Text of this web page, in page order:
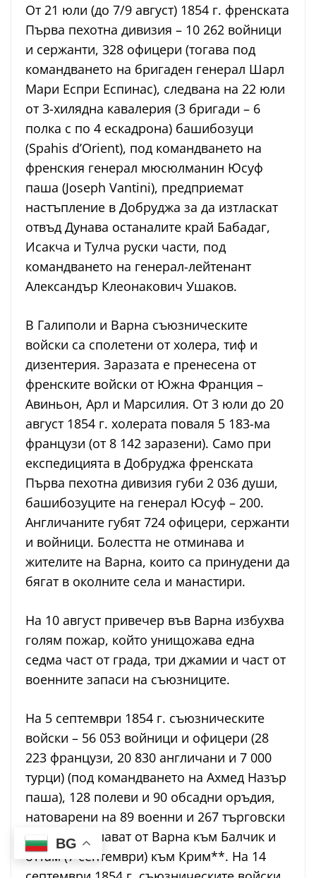
От 21 юли (до 7/9 август) 1854 г. френската
Първа пехотна дивизия – 10 262 войници
и сержанти, 328 офицери (тогава под
командването на бригаден генерал Шарл
Мари Еспри Еспинас), следвана на 22 юли
от 3-хилядна кавалерия (3 бригади – 6
полка с по 4 ескадрона) башибозуци
(Spahis d’Orient), под командването на
френския генерал мюсюлманин Юсуф
паша (Joseph Vantini), предприемат
настъпление в Добруджа за да изтласкат
отвъд Дунава останалите край Бабадаг,
Исакча и Тулча руски части, под
командването на генерал-лейтенант
Александър Клеонакович Ушаков.
В Галиполи и Варна съюзническите
войски са сполетени от холера, тиф и
дизентерия. Заразата е пренесена от
френските войски от Южна Франция –
Авиньон, Арл и Марсилия. От 3 юли до 20
август 1854 г. холерата поваля 5 183-ма
французи (от 8 142 заразени). Само при
експедицията в Добруджа френската
Първа пехотна дивизия губи 2 036 души,
башибозуците на генерал Юсуф – 200.
Англичаните губят 724 офицери, сержанти
и войници. Болестта не отминава и
жителите на Варна, които са принудени да
бягат в околните села и манастири.
На 10 август привечер във Варна избухва
голям пожар, който унищожава една
седма част от града, три джамии и част от
военните запаси на съюзниците.
На 5 септември 1854 г. съюзническите
войски – 56 053 войници и офицери (28
223 французи, 20 830 англичани и 7 000
турци) (под командването на Ахмед Назър
паша), 128 полеви и 90 обсадни оръдия,
натоварени на 89 военни и 267 търговски
кораба, отплават от Варна към Балчик и
оттам (7 септември) към Крим**. На 14
BG